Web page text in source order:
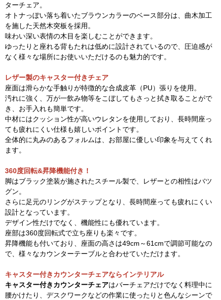
ターチェア。
オトナっぽい落ち着いたブラウンカラーのベース部分は、曲木加工
を施した天然木突板を採用。
味わい深い表情の木目を楽しむことができます。
ゆったりと座れる背もたれは低めに設計されているので、圧迫感が
なく様々な場所にお使いいただけるのも魅力的です。
レザー製のキャスター付きチェア
座面は滑らかな手触りが特徴的な合成皮革（PU）張りを使用。
汚れに強く、万が一飲み物等をこぼしてもさっと拭き取ることがで
き、お手入れも簡単です。
中材にはクッション性が高いウレタンを使用しており、長時間座っ
ても疲れにくい仕様も嬉しいポイントです。
全体的に丸みのあるフォルムは、お部屋に優しい印象を与えてくれ
ます。
360度回転&昇降機能付き！
脚はブラック塗装が施されたスチール製で、レザーとの相性はバツ
グン。
さらに足元のリングがステップとなり、長時間座っても疲れにくい
設計となっています。
デザイン性だけでなく、機能性にも優れています。
座部は360度回転式で立ち座りも楽々です。
昇降機能も付いており、座面の高さは49cm～61cmで調節可能なの
で、様々なカウンターテーブルと合わせていただけます。
キャスター付きカウンターチェアならインテリアル
キャスター付きカウンターチェアはバーチェアだけでなく料理中に
腰かけたり、デスクワークなどの作業に使ったりと色んなシーンで